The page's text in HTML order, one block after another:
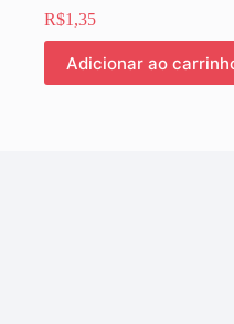
R$1,35
Adicionar ao